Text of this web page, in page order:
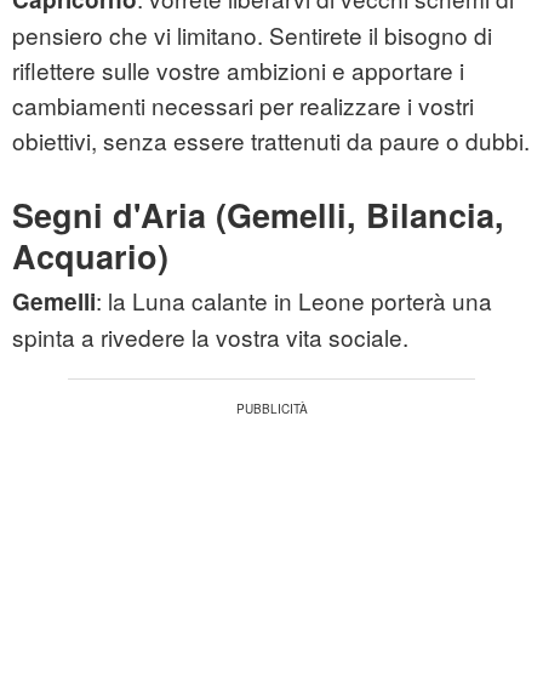
pensiero che vi limitano. Sentirete il bisogno di
riflettere sulle vostre ambizioni e apportare i
cambiamenti necessari per realizzare i vostri
obiettivi, senza essere trattenuti da paure o dubbi.
Segni d'Aria (Gemelli, Bilancia,
Acquario)
Gemelli: la Luna calante in Leone porterà una
spinta a rivedere la vostra vita sociale.